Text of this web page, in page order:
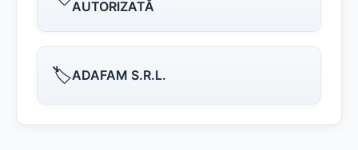
AUTORIZATĂ
🏷️ADAFAM S.R.L.